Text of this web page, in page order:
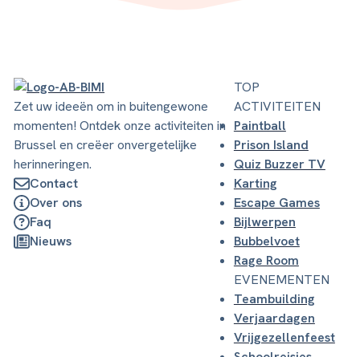
Zet uw ideeën om in buitengewone
momenten! Ontdek onze activiteiten in
Brussel en creëer onvergetelijke
herinneringen.
Contact
Over ons
Faq
Nieuws
TOP
ACTIVITEITEN
Paintball
Prison Island
Quiz Buzzer TV
Karting
Escape Games
Bijlwerpen
Bubbelvoet
Rage Room
EVENEMENTEN
Teambuilding
Verjaardagen
Vrijgezellenfeest